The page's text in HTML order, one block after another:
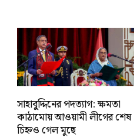
সাহাবু্দ্দিনের পদত্যাগ: ক্ষমতা
কাঠামোয় আওয়ামী লীগের শেষ
চিহ্নও গেল মুছে